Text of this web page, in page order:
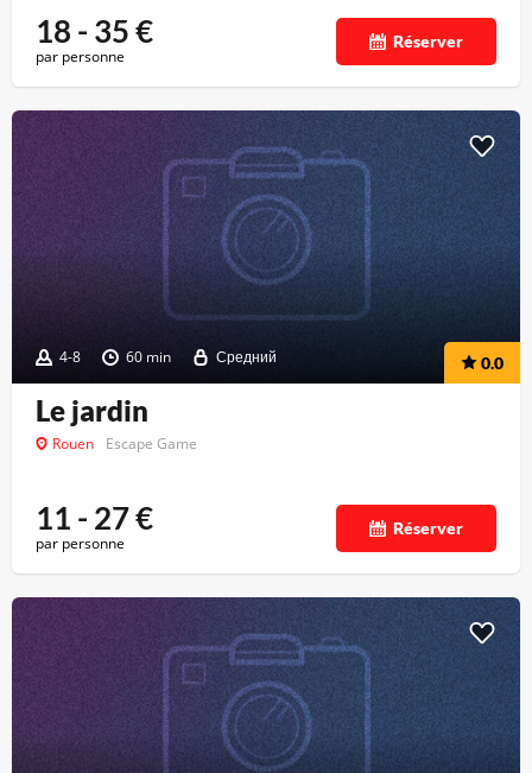
18 - 35€
par personne
Réserver
4-8 60 min Средний 0.0
Le jardin
Rouen Escape Game
11 - 27€
par personne
Réserver